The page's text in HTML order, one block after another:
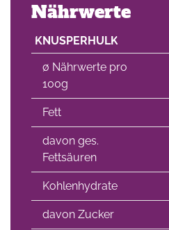
Nährwerte
KNUSPERHULK
∅ Nährwerte pro
100g
Fett
davon ges.
Fettsäuren
Kohlenhydrate
davon Zucker